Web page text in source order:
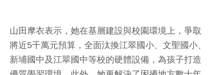
山田摩衣表示，她在基層建設與校園環境上，爭取
將近5千萬元預算，全面汰換江翠國小、文聖國小、
新埔國中及江翠國中等校的硬體設備，為孩子打造